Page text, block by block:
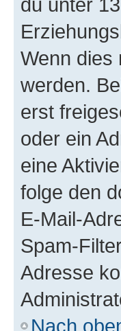
Wenn dies
werden.
erst
oder ein
eine
folge den
E-Mail-
Spam-
Adresse
Nach